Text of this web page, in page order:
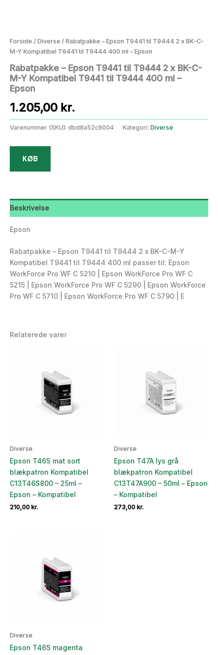
Forside / Diverse / Rabatpakke – Epson T9441 til T9444 2 x BK-C-
M-Y Kompatibel T9441 til T9444 400 ml – Epson
Rabatpakke – Epson T9441 til T9444 2 x BK-C-
M-Y Kompatibel T9441 til T9444 400 ml –
Epson
1.205,00 kr.
Varenummer (SKU): dbd8a52c9004 Kategori: Diverse
KØB
Beskrivelse
Epson
Rabatpakke – Epson T9441 til T9444 2 x BK-C-M-Y
Kompatibel T9441 til T9444 400 ml passer til: Epson
WorkForce Pro WF C 5210 | Epson WorkForce Pro WF C
5215 | Epson WorkForce Pro WF C 5290 | Epson WorkForce
Pro WF C 5710 | Epson WorkForce Pro WF C 5790 | E
Relaterede varer
Diverse
Epson T46S mat sort
blækpatron Kompatibel
C13T46S800 – 25ml –
Epson – Kompatibel
210,00 kr.
Diverse
Epson T47A lys grå
blækpatron Kompatibel
C13T47A900 – 50ml – Epson
– Kompatibel
273,00 kr.
Diverse
Epson T46S magenta